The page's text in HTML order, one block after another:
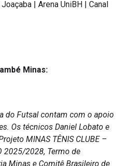
| Arena UniBH | Canal
Minas:
do Futsal contam com o apoio
Os técnicos Daniel Lobato e
MINAS TÊNIS CLUBE –
2025/2028, Termo de
Minas e Comitê Brasileiro de